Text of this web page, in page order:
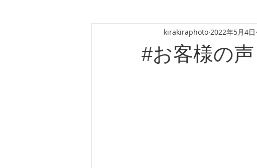
#お客様の声
kirakiraphoto 2022年5月4日